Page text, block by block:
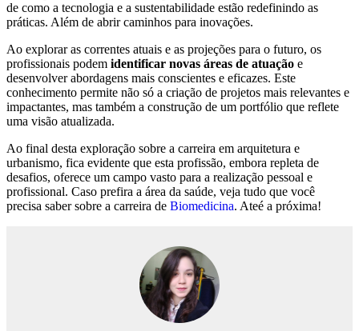
de como a tecnologia e a sustentabilidade estão redefinindo as
práticas. Além de abrir caminhos para inovações.
Ao explorar as correntes atuais e as projeções para o futuro, os
profissionais podem identificar novas áreas de atuação e
desenvolver abordagens mais conscientes e eficazes. Este
conhecimento permite não só a criação de projetos mais relevantes e
impactantes, mas também a construção de um portfólio que reflete
uma visão atualizada.
Ao final desta exploração sobre a carreira em arquitetura e
urbanismo, fica evidente que esta profissão, embora repleta de
desafios, oferece um campo vasto para a realização pessoal e
profissional. Caso prefira a área da saúde, veja tudo que você
precisa saber sobre a carreira de Biomedicina. Ateé a próxima!